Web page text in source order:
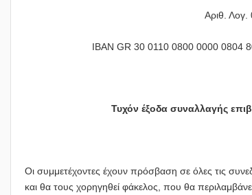
Αριθ.
ΙBAN GR 30 0110 0800 0000 0804
Τυχόν έξοδα συναλλαγής
Οι συμμετέχοντες έχουν πρόσβαση σε όλες τις
και θα τους χορηγηθεί φάκελος, που θα